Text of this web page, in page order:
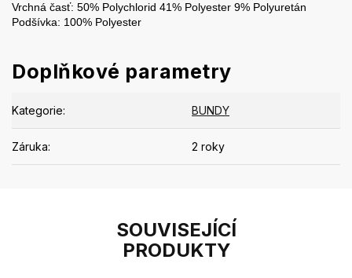
SOUVISEJÍCÍ
PRODUKTY
Vrchná časť: 50% Polychlorid 41% Polyester 9% Polyuretán
Podšívka: 100% Polyester
Doplňkové parametry
Kategorie: BUNDY
Záruka: 2 roky